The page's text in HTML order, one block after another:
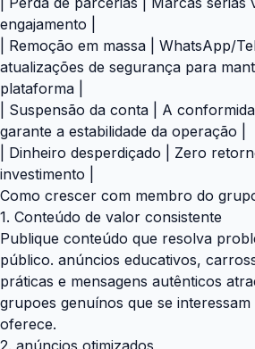
engajamento |
| Remoção em massa | WhatsApp/
atualizações de segurança para
plataforma |
| Suspensão da conta | A
garante a estabilidade da operação |
| Dinheiro desperdiçado | Zero
investimento |
Como crescer com membro do
1. Conteúdo de valor consistente
Publique conteúdo que resolva
público. anúncios educativos,
práticas e mensagens autênticos
grupoes genuínos que se
oferece.
2. anúncios otimizados